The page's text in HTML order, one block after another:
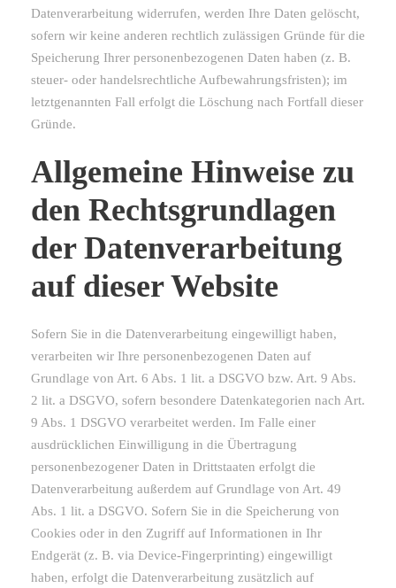
Datenverarbeitung widerrufen, werden Ihre Daten gelöscht,
sofern wir keine anderen rechtlich zulässigen Gründe für die
Speicherung Ihrer personenbezogenen Daten haben (z. B.
steuer- oder handelsrechtliche Aufbewahrungsfristen); im
letztgenannten Fall erfolgt die Löschung nach Fortfall dieser
Gründe.
Allgemeine Hinweise zu
den Rechtsgrundlagen
der Datenverarbeitung
auf dieser Website
Sofern Sie in die Datenverarbeitung eingewilligt haben,
verarbeiten wir Ihre personenbezogenen Daten auf
Grundlage von Art. 6 Abs. 1 lit. a DSGVO bzw. Art. 9 Abs.
2 lit. a DSGVO, sofern besondere Datenkategorien nach Art.
9 Abs. 1 DSGVO verarbeitet werden. Im Falle einer
ausdrücklichen Einwilligung in die Übertragung
personenbezogener Daten in Drittstaaten erfolgt die
Datenverarbeitung außerdem auf Grundlage von Art. 49
Abs. 1 lit. a DSGVO. Sofern Sie in die Speicherung von
Cookies oder in den Zugriff auf Informationen in Ihr
Endgerät (z. B. via Device-Fingerprinting) eingewilligt
haben, erfolgt die Datenverarbeitung zusätzlich auf